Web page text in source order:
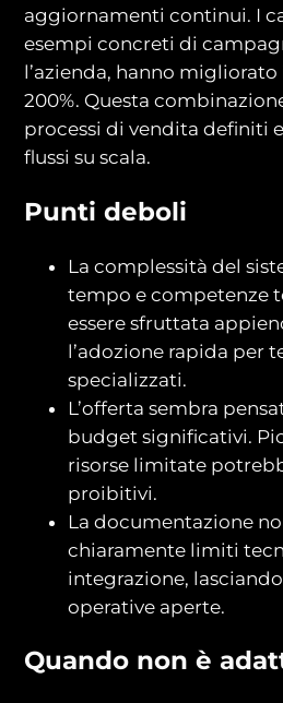
aggiornamenti continui. I
esempi concreti di
l’azienda, hanno migliorato
200%. Questa
processi di vendita definiti
flussi su scala.
Punti deboli
La complessità del
tempo e competenze
essere sfruttata
l’adozione rapida per
specializzati.
L’offerta sembra
budget significativi.
risorse limitate
proibitivi.
La documentazione
chiaramente limiti
integrazione,
operative aperte.
Quando non è